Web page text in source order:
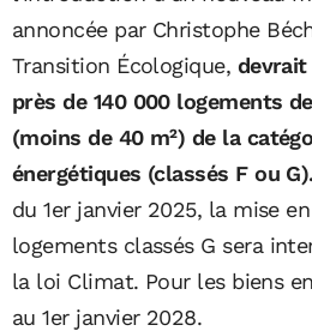
annoncée par Christophe
Transition Écologique,
près de 140 000 logements
(moins de 40 m²) de la
énergétiques (classés F ou G).
du 1er janvier 2025, la mise
logements classés G sera
la loi Climat. Pour les biens
au 1er janvier 2028.